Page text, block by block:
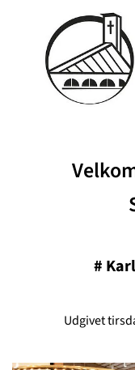
#
Udgivet